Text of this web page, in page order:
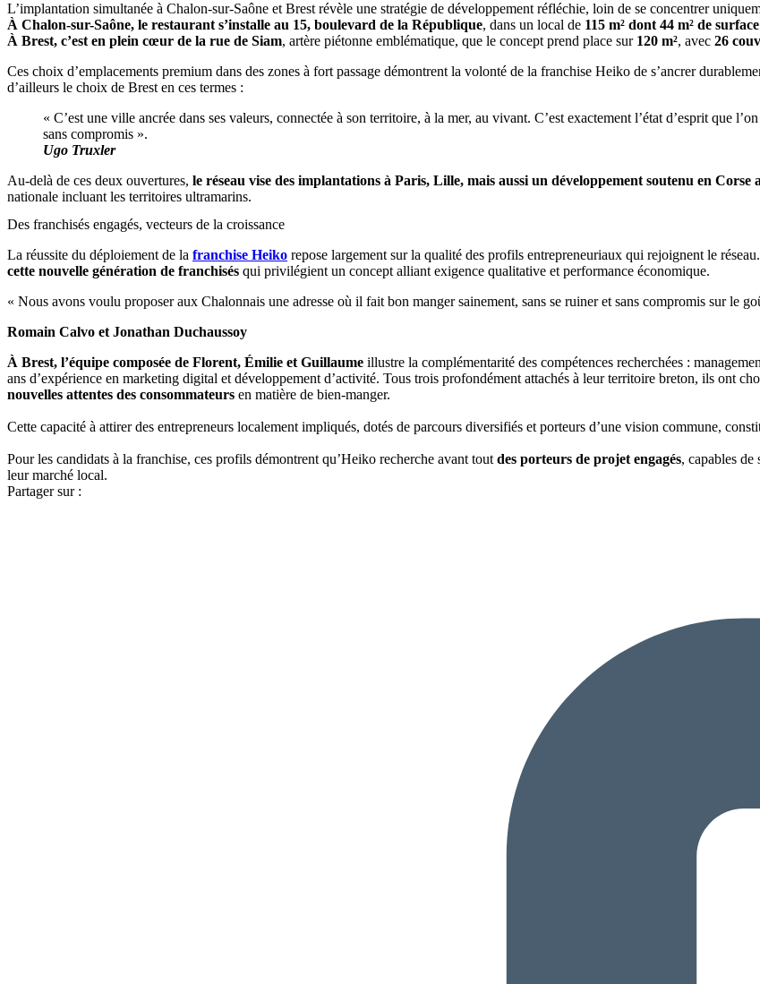
L’implantation simultanée à Chalon-sur-Saône et Brest révèle une stratégie de développement réfléchie, loin de se concentrer
À Chalon-sur-Saône, le restaurant s’installe au 15, boulevard de la République, dans un local de 115 m² dont 44 m² de
À Brest, c’est en plein cœur de la rue de Siam, artère piétonne emblématique, que le concept prend place sur 120 m², avec 26
Ces choix d’emplacements premium dans des zones à fort passage démontrent la volonté de la franchise Heiko de s’ancrer
d’ailleurs le choix de Brest en ces termes :
« C’est une ville ancrée dans ses valeurs, connectée à son territoire, à la mer, au vivant. C’est exactement l’état d’esprit que
sans compromis ».
Ugo Truxler
Au-delà de ces deux ouvertures, le réseau vise des implantations à Paris, Lille, mais aussi un développement soutenu en
nationale incluant les territoires ultramarins.
Des franchisés engagés, vecteurs de la croissance
La réussite du déploiement de la franchise Heiko repose largement sur la qualité des profils entrepreneuriaux qui rejoignent le réseau.
cette nouvelle génération de franchisés qui privilégient un concept alliant exigence qualitative et performance économique.
« Nous avons voulu proposer aux Chalonnais une adresse où il fait bon manger sainement, sans se ruiner et sans compromis sur le
Romain Calvo et Jonathan Duchaussoy
À Brest, l’équipe composée de Florent, Émilie et Guillaume illustre la complémentarité des compétences recherchées :
ans d’expérience en marketing digital et développement d’activité. Tous trois profondément attachés à leur territoire breton, ils ont
nouvelles attentes des consommateurs en matière de bien-manger.
Cette capacité à attirer des entrepreneurs localement impliqués, dotés de parcours diversifiés et porteurs d’une vision commune,
Pour les candidats à la franchise, ces profils démontrent qu’Heiko recherche avant tout des porteurs de projet engagés, capables de
leur marché local.
Partager sur :